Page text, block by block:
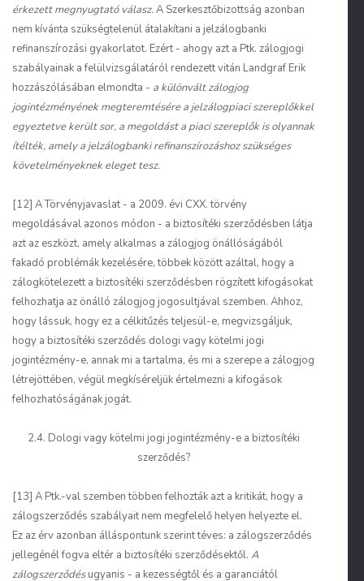
érkezett megnyugtató válasz.A Szerkesztőbizottság azonban
nem kívánta szükségtelenül átalakítani a jelzálogbanki
refinanszírozási gyakorlatot. Ezért - ahogy azt a Ptk. zálogjogi
szabályainak a felülvizsgálatáról rendezett vitán Landgraf Erik
hozzászólásában elmondta - a különvált zálogjog
jogintézményének megteremtésére a jelzálogpiaci szereplőkkel
egyeztetve került sor, a megoldást a piaci szereplők is olyannak
ítélték, amely a jelzálogbanki refinanszírozáshoz szükséges
követelményeknek eleget tesz.
[12] A Törvényjavaslat - a 2009. évi CXX. törvény
megoldásával azonos módon - a biztosítéki szerződésben látja
azt az eszközt, amely alkalmas a zálogjog önállóságából
fakadó problémák kezelésére, többek között azáltal, hogy a
zálogkötelezett a biztosítéki szerződésben rögzített kifogásokat
felhozhatja az önálló zálogjog jogosultjával szemben. Ahhoz,
hogy lássuk, hogy ez a célkitűzés teljesül-e, megvizsgáljuk,
hogy a biztosítéki szerződés dologi vagy kötelmi jogi
jogintézmény-e, annak mi a tartalma, és mi a szerepe a zálogjog
létrejöttében, végül megkíséreljük értelmezni a kifogások
felhozhatóságának jogát.
2.4. Dologi vagy kötelmi jogi jogintézmény-e a biztosítéki
szerződés?
[13] A Ptk.-val szemben többen felhozták azt a kritikát, hogy a
zálogszerződés szabályait nem megfelelő helyen helyezte el.
Ez az érv azonban álláspontunk szerint téves: a zálogszerződés
jellegénél fogva eltér a biztosítéki szerződésektől. A
zálogszerződésugyanis - a kezességtől és a garanciától